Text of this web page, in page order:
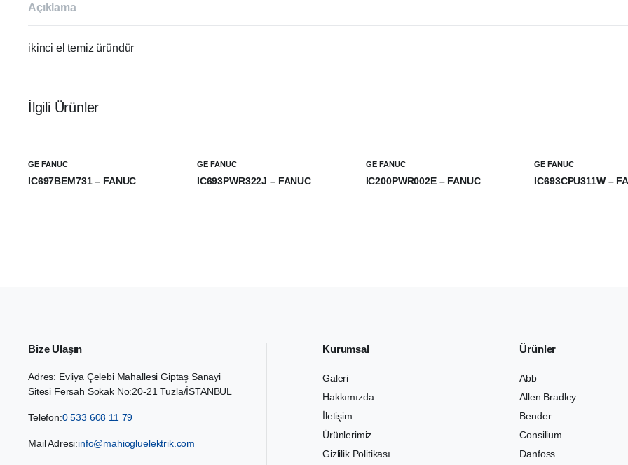
Açıklama
ikinci el temiz üründür
İlgili Ürünler
GE FANUC
IC697BEM731 – FANUC
₺0,00
GE FANUC
IC693PWR322J – FANUC
₺0,00
GE FANUC
IC200PWR002E – FANUC
₺0,00
GE FANUC
IC693CPU311W –
₺0,00
Bize Ulaşın
Adres: Evliya Çelebi Mahallesi Giptaş Sanayi
Sitesi Fersah Sokak No:20-21 Tuzla/İSTANBUL
Telefon:0 533 608 11 79
Mail Adresi:info@mahiogluelektrik.com
Kurumsal
Galeri
Hakkımızda
İletişim
Ürünlerimiz
Gizlilik Politikası
Ürünler
Abb
Allen Bradley
Bender
Consilium
Danfoss